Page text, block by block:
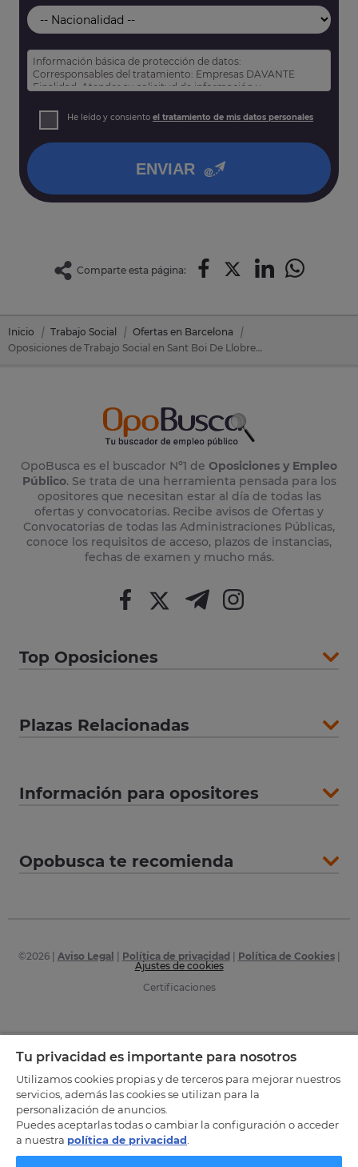
Información básica de protección de datos:
Corresponsables del tratamiento: Empresas DAVANTE
Finalidad: Atender su solicitud de información y
Derechos: Puede acceder, rectificar y suprimir sus datos,
así como otros derechos tal y como se explica en nuestra
He leído y consiento el tratamiento de mis datos personales
ENVIAR
Comparte esta página:
Inicio Trabajo Social
Ofertas en Barcelona
Oposiciones de Trabajo Social en Sant Boi De Llobregat (Barcelona)
OpoBusca es el buscador Nº1 de Oposiciones y Empleo
Público. Se trata de una herramienta pensada para los
opositores que necesitan estar al día de todas las
ofertas y convocatorias. Recibe avisos de Ofertas y
Convocatorias de todas las Administraciones Públicas,
conoce los requisitos de acceso, plazos de instancias,
fechas de examen y mucho más.
Top Oposiciones
Plazas Relacionadas
Información para opositores
Opobusca te recomienda
©2026| Aviso Legal Política de privacidad Política de Cookies|
Ajustes de cookies
Certificaciones
Tu privacidad es importante para nosotros
Utilizamos cookies propias y de terceros para mejorar nuestros
servicios, además las cookies se utilizan para la
personalización de anuncios.
Puedes aceptarlas todas o cambiar la configuración o acceder
a nuestra política de privacidad